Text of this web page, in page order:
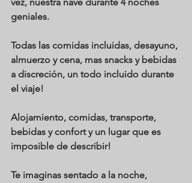
geniales.
Todas las comidas incluidas, desayuno,
almuerzo y cena, mas snacks y bebidas
a discreción, un todo incluido durante
el viaje!
Alojamiento, comidas, transporte,
bebidas y confort y un lugar que es
imposible de describir!
Te imaginas sentado a la noche,